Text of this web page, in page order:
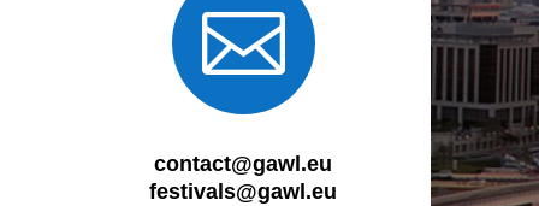

contact@gawl.eu
festivals@gawl.eu